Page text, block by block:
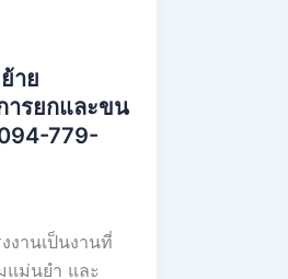
าย
ารยกและขน
779-
งานเป็นงานที่
แม่นยำ และ